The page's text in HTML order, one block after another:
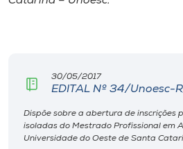
Biblioteca
Editora
30/05/2017
EDITAL Nº 34/Unoesc-
Dispõe sobre a abertura de inscrições
isoladas do Mestrado Profissional em
Universidade do Oeste de Santa